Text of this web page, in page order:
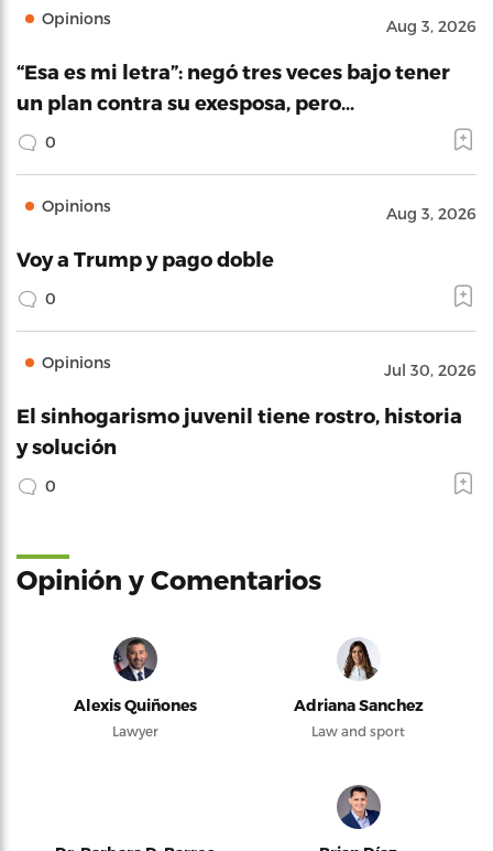
Opinions Aug 3, 2026
“Esa es mi letra”: negó tres veces bajo tener
un plan contra su exesposa, pero…
0
Opinions Aug 3, 2026
Voy a Trump y pago doble
0
Opinions Jul 30, 2026
El sinhogarismo juvenil tiene rostro, historia
y solución
0
Opinión y Comentarios
Alexis Quiñones
Lawyer
Adriana Sanchez
Law and sport